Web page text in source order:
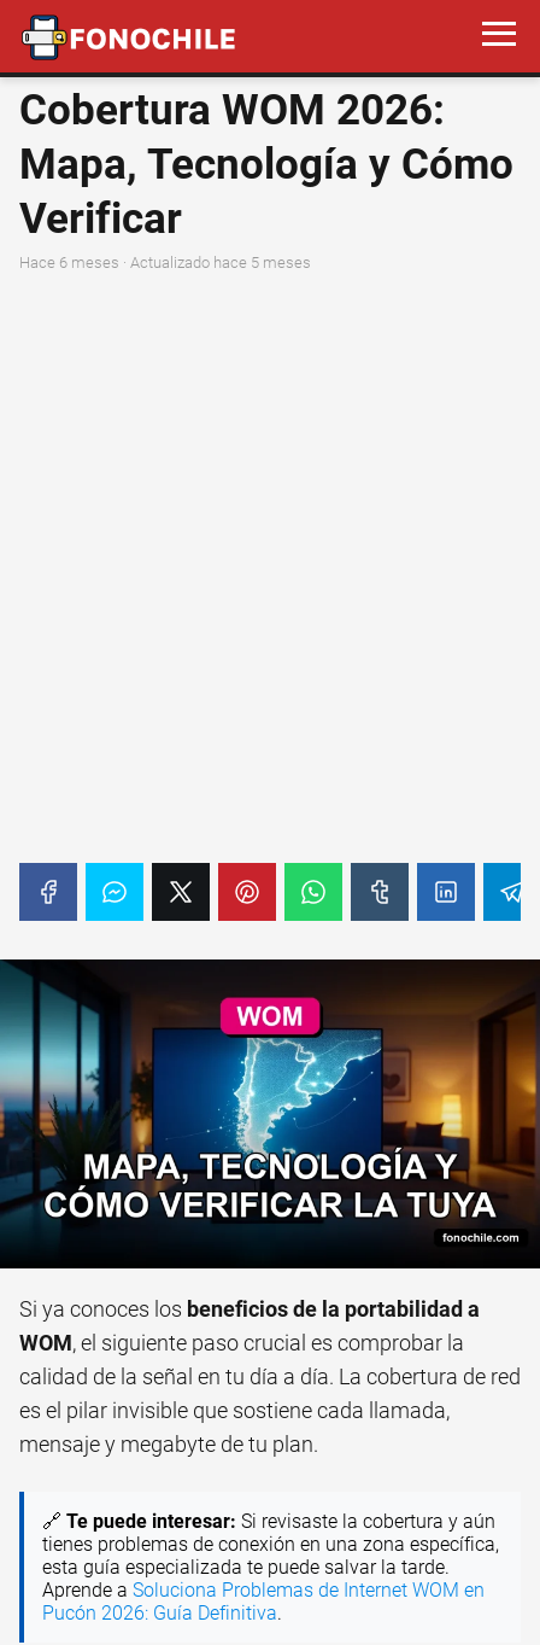
Cobertura WOM 2026:
Mapa, Tecnología y Cómo
Verificar
hace 6 meses · Actualizado hace 5 meses
Si ya conoces los beneficios de la portabilidad a
WOM, el siguiente paso crucial es comprobar la
calidad de la señal en tu día a día. La cobertura de red
es el pilar invisible que sostiene cada llamada,
mensaje y megabyte de tu plan.
🔗 Te puede interesar: Si revisaste la cobertura y aún
tienes problemas de conexión en una zona específica,
esta guía especializada te puede salvar la tarde.
Aprende a Soluciona Problemas de Internet WOM en
Pucón 2026: Guía Definitiva.